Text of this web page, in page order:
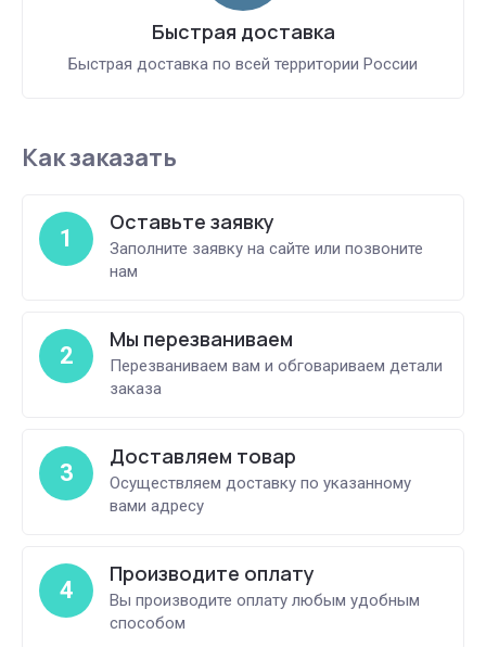
Быстрая доставка
Быстрая доставка по всей территории России
Как заказать
1
Оставьте заявку
Заполните заявку на сайте или позвоните
нам
2
Мы перезваниваем
Перезваниваем вам и обговариваем детали
заказа
3
Доставляем товар
Осуществляем доставку по указанному
вами адресу
4
Производите оплату
Вы производите оплату любым удобным
способом